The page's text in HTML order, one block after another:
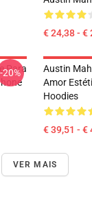
€ 24,38 - €
Para
-20%
Austin
Amor
Hoodies
€ 39,51 - €
VER MAIS